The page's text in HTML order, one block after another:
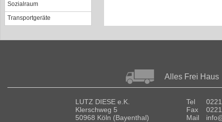
Sozialraum
Transportgeräte
Alles Frei Haus
LUTZ DIESE e.K.
Klerschweg 5
50968 Köln (Bayenthal)
Tel
Fax
Mail